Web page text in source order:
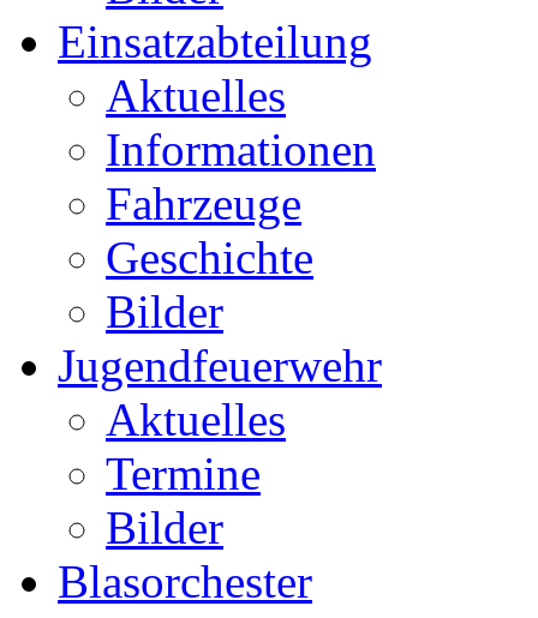
Einsatzabteilung
Aktuelles
Informationen
Fahrzeuge
Geschichte
Bilder
Jugendfeuerwehr
Aktuelles
Termine
Bilder
Blasorchester